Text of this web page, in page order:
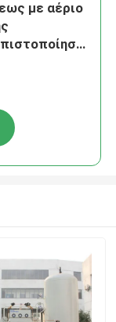
με αέριο